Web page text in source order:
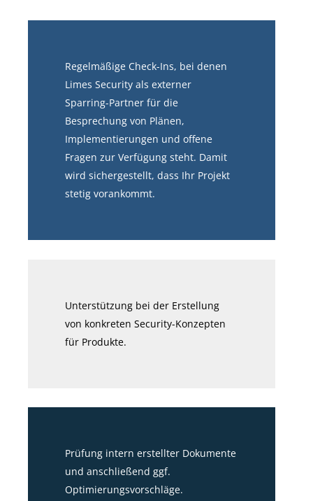
Regelmäßige Check-Ins, bei denen
Limes Security als externer
Sparring-Partner für die
Besprechung von Plänen,
Implementierungen und offene
Fragen zur Verfügung steht. Damit
wird sichergestellt, dass Ihr Projekt
stetig vorankommt.
Unterstützung bei der Erstellung
von konkreten Security-Konzepten
für Produkte.
Prüfung internerstellter Dokumente
und anschließend ggf.
Optimierungsvorschläge.